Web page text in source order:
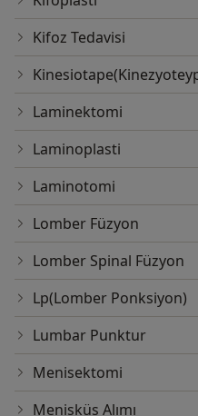
Kifoz Tedavisi
Laminektomi
Laminoplasti
Laminotomi
Lomber Füzyon
Lomber Spinal Füzyon
Lp(Lomber Ponksiyon)
Lumbar Punktur
Menisektomi
Menisküs Alımı